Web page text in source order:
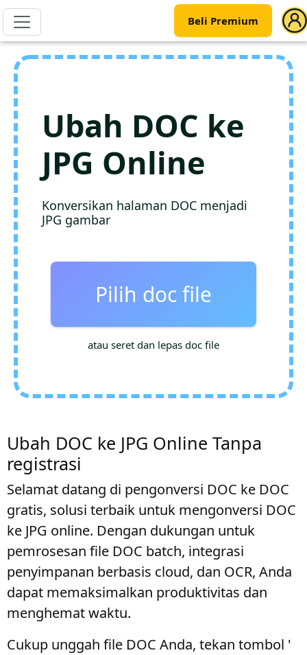
Beli Premium
Ubah DOC ke
JPG Online
Konversikan halaman DOC menjadi
JPG gambar
Pilih doc file
atau seret dan lepas doc file
Ubah DOC ke JPG Online Tanpa
registrasi
Selamat datang di pengonversi DOC ke DOC
gratis, solusi terbaik untuk mengonversi DOC
ke JPG online. Dengan dukungan untuk
pemrosesan file DOC batch, integrasi
penyimpanan berbasis cloud, dan OCR, Anda
dapat memaksimalkan produktivitas dan
menghemat waktu.
Cukup unggah file DOC Anda, tekan tombol '